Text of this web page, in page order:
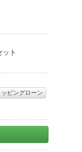
ト
ッピングローン